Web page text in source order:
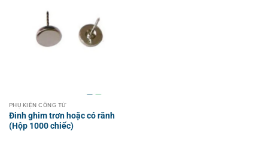
PHỤ KIỆN CỔNG TỪ
Đinh ghim trơn hoặc có rãnh
(Hộp 1000 chiếc)